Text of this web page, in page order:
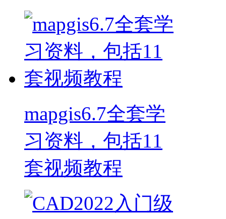
mapgis6.7全套学
习资料，包括11
套视频教程